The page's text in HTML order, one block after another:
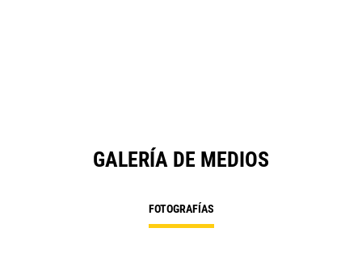
GALERÍA DE MEDIOS
FOTOGRAFÍAS